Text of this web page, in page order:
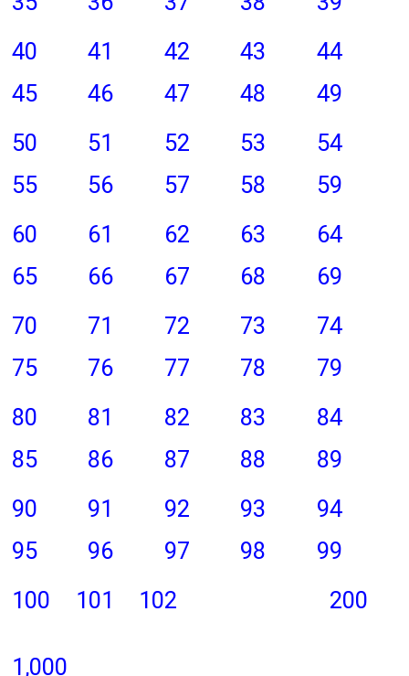
40
41 42 43
44
45
46 47 48
49
50
51 52 53
54
55
56 57 58
59
60
61 62 63
64
65
66 67 68
69
70
71 72 73
74
75
76 77 78
79
80
81 82 83
84
85
86 87 88
89
90
91 92 93
94
95
96 97 98
99
100
101 102 200
1,000